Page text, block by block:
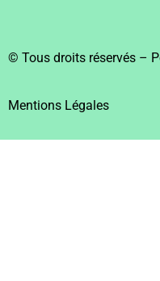
© Tous droits réservés –
Mentions Légales